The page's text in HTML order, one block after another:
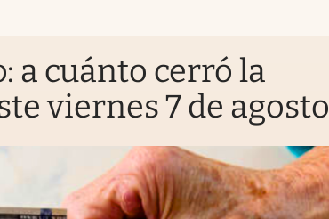
a cuánto cerró la
viernes 7 de agosto